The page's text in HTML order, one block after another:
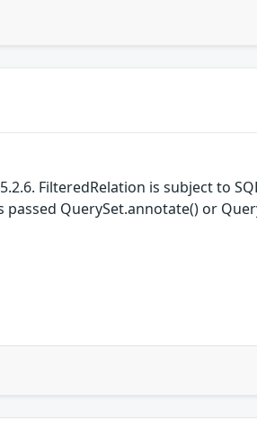
FilteredRelation is subject to
QuerySet.annotate() or